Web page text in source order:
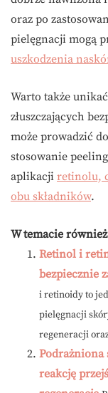
oraz po
pielęgnacji mogą
uszkodzenia
Warto także
złuszczających
może prowadzić
stosowanie
aplikacji retinolu,
obu składników.
W temacie
Retinol i
bezpiecznie
i retinoidy to
pielęgnacji
regeneracji
Podrażniona
reakcję